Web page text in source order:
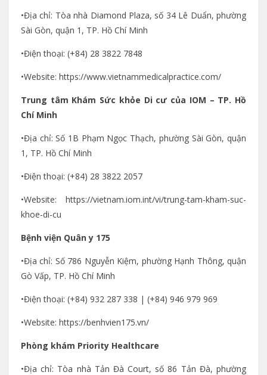
•Địa chỉ: Tòa nhà Diamond Plaza, số 34 Lê Duẩn, phường
Sài Gòn, quận 1, TP. Hồ Chí Minh
•Điện thoại: (+84) 28 3822 7848
•Website: https://www.vietnammedicalpractice.com/
Trung tâm Khám Sức khỏe Di cư của IOM – TP. Hồ
Chí Minh
•Địa chỉ: Số 1B Phạm Ngọc Thạch, phường Sài Gòn, quận
1, TP. Hồ Chí Minh
•Điện thoại: (+84) 28 3822 2057
•Website: https://vietnam.iom.int/vi/trung-tam-kham-suc-
khoe-di-cu
Bệnh viện Quân y 175
•Địa chỉ: Số 786 Nguyễn Kiệm, phường Hạnh Thông, quận
Gò Vấp, TP. Hồ Chí Minh
•Điện thoại: (+84) 932 287 338 | (+84) 946 979 969
•Website: https://benhvien175.vn/
Phòng khám Priority Healthcare
•Địa chỉ: Tòa nhà Tản Đà Court, số 86 Tản Đà, phường